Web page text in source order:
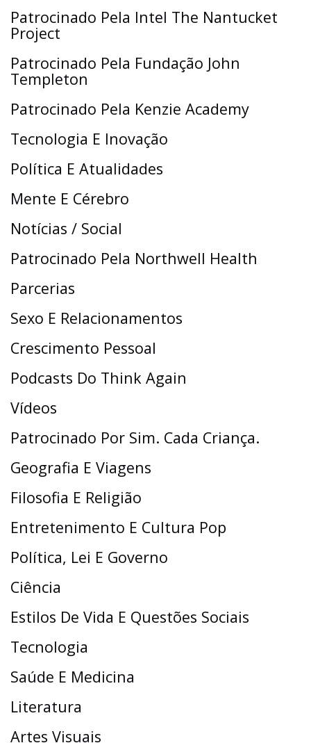
Patrocinado Pela Intel The Nantucket
Project
Patrocinado Pela Fundação John
Templeton
Patrocinado Pela Kenzie Academy
Tecnologia E Inovação
Política E Atualidades
Mente E Cérebro
Notícias / Social
Patrocinado Pela Northwell Health
Parcerias
Sexo E Relacionamentos
Crescimento Pessoal
Podcasts Do Think Again
Vídeos
Patrocinado Por Sim. Cada Criança.
Geografia E Viagens
Filosofia E Religião
Entretenimento E Cultura Pop
Política, Lei E Governo
Ciência
Estilos De Vida E Questões Sociais
Tecnologia
Saúde E Medicina
Literatura
Artes Visuais